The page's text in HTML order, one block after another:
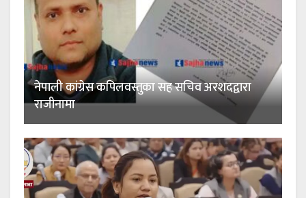
नेपाली कांग्रेस कपिलवस्तुका सह सचिव अरशदद्वारा
राजीनामा